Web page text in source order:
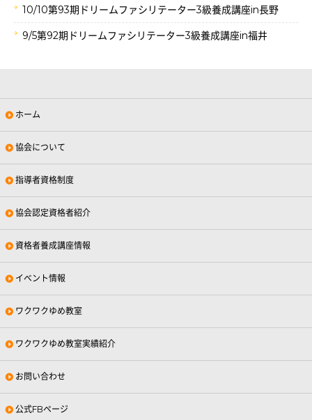
10/10第93期ドリームファシリテーター3級養成講座in長野
9/5第92期ドリームファシリテーター3級養成講座in福井
ホーム
協会について
指導者資格制度
協会認定資格者紹介
資格者養成講座情報
イベント情報
ワクワクゆめ教室
ワクワクゆめ教室実績紹介
お問い合わせ
公式FBページ